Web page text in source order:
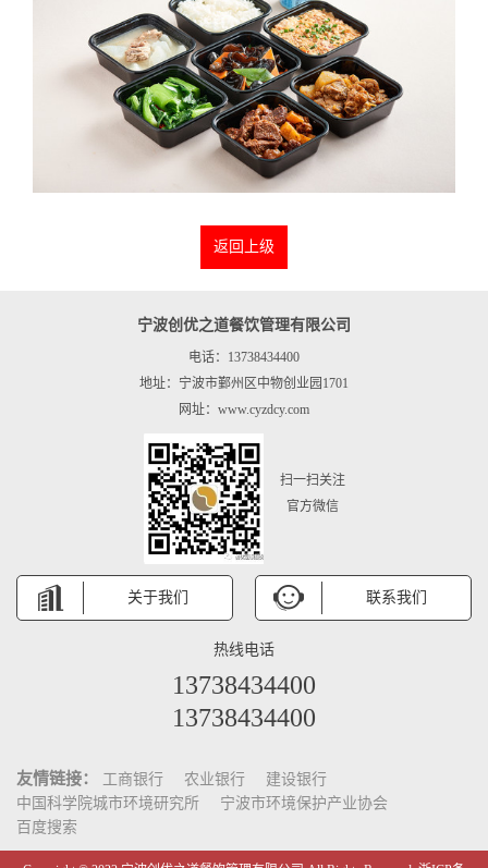
返回上级
宁波创优之道餐饮管理有限公司
电话：13738434400
地址：宁波市鄞州区中物创业园1701
网址：www.cyzdcy.com
扫一扫关注
官方微信
关于我们 联系我们
热线电话
13738434400
13738434400
友情链接： 工商银行 农业银行
建设银行
中国科学院城市环境研究所
宁波市环境保护产业协会
百度搜索